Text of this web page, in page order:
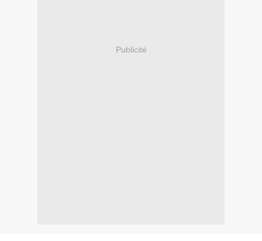
Publicité